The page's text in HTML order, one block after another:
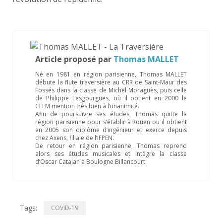
Article proposé par Thomas MALLET
Né en 1981 en région parisienne, Thomas MALLET
débute la flute traversière au CRR de Saint-Maur des
Fossés dans la classe de Michel Moraguès, puis celle
de Philippe Lesgourgues, où il obtient en 2000 le
CFEM mention très bien à l’unanimité.
Afin de poursuivre ses études, Thomas quitte la
région parisienne pour s’établir à Rouen ou il obtient
en 2005 son diplôme d’ingénieur et exerce depuis
chez Axens, filiale de l’IFPEN.
De retour en région parisienne, Thomas reprend
alors ses études musicales et intègre la classe
d’Oscar Catalan à Boulogne Billancourt.
Tags: COVID-19